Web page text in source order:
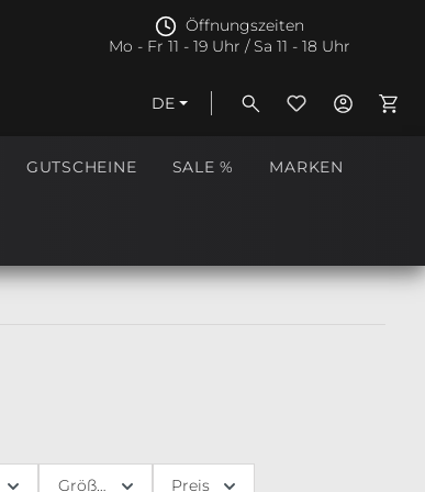
Öffnungszeiten
Mo - Fr 11 - 19 Uhr / Sa 11 - 18 Uhr
DE
GUTSCHEINE SALE % MARKEN
Größe Preis